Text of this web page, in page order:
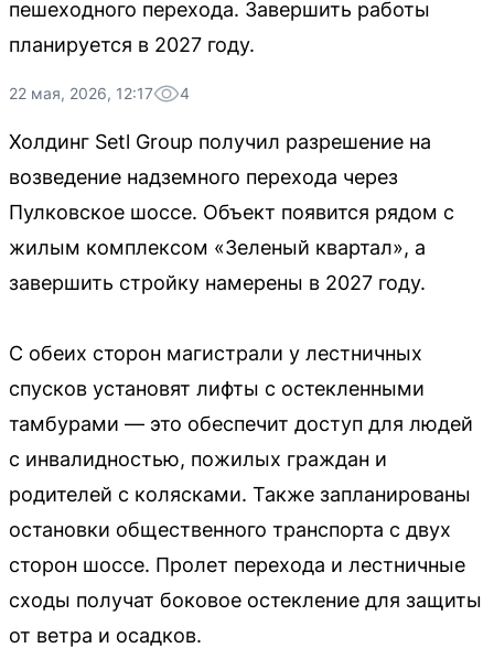
пешеходного перехода. Завершить работы
планируется в 2027 году.
22 мая, 2026, 12:17 4
Холдинг Setl Group получил разрешение на
возведение надземного перехода через
Пулковское шоссе. Объект появится рядом с
жилым комплексом «Зеленый квартал», а
завершить стройку намерены в 2027 году.
С обеих сторон магистрали у лестничных
спусков установят лифты с остекленными
тамбурами — это обеспечит доступ для людей
с инвалидностью, пожилых граждан и
родителей с колясками. Также запланированы
остановки общественного транспорта с двух
сторон шоссе. Пролет перехода и лестничные
сходы получат боковое остекление для защиты
от ветра и осадков.